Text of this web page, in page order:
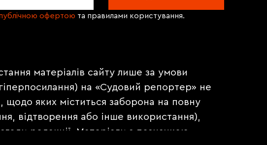
офертою та правилами користування.
матеріалів сайту лише за умови
на «Судовий репортер» не
щодо яких міститься заборона на повну
відтворення або інше використання),
редакції. Матеріали з позначкою